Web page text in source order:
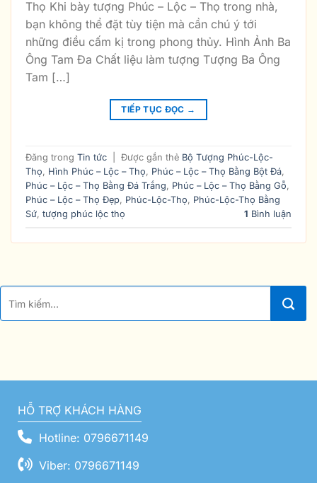
Thọ Khi bày tượng Phúc – Lộc – Thọ trong nhà,
bạn không thể đặt tùy tiện mà cần chú ý tới
những điều cấm kị trong phong thủy. Hình Ảnh Ba
Ông Tam Đa Chất liệu làm tượng Tượng Ba Ông
Tam […]
TIẾP TỤC ĐỌC →
Đăng trong Tin tức Được gắn thẻ Bộ Tượng Phúc-Lộc-
Thọ, Hình Phúc – Lộc – Thọ, Phúc – Lộc – Thọ Bằng Bột Đá,
Phúc – Lộc – Thọ Bằng Đá Trắng, Phúc – Lộc – Thọ Bằng Gỗ,
Phúc – Lộc – Thọ Đẹp, Phúc-Lộc-Thọ, Phúc-Lộc-Thọ Bằng
Sứ, tượng phúc lộc thọ 1 Bình luận
HỖ TRỢ KHÁCH HÀNG
Hotline: 0796671149
Viber: 0796671149